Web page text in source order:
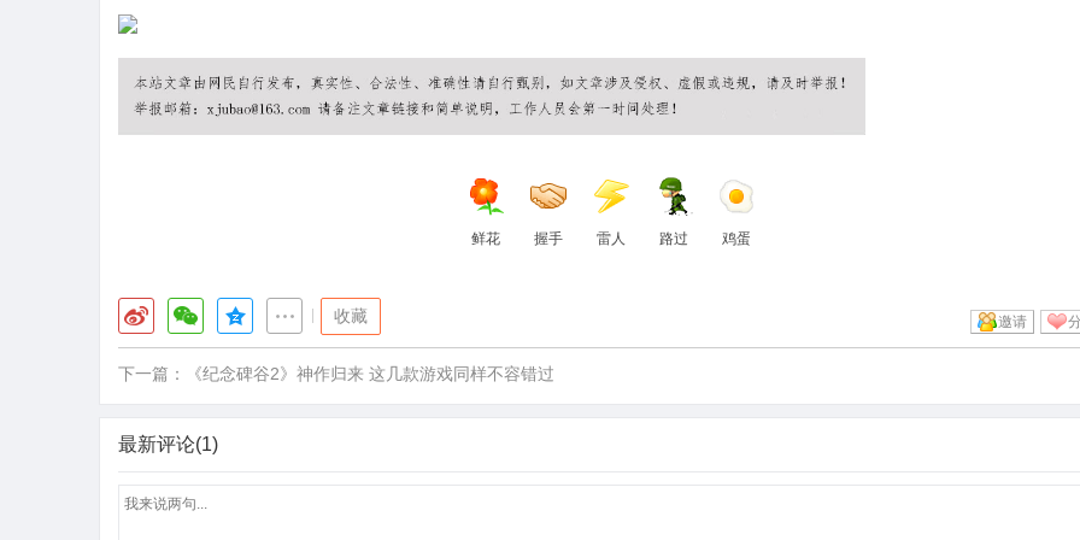
鲜花 握手 雷人 路过 鸡蛋
收藏 邀请
下一篇： 《纪念碑谷2》神作归来 这几款游戏同样不容错过
最新评论(1)